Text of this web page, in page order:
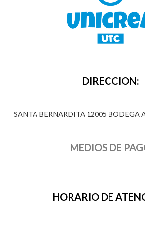
DIRECCION:
SANTA BERNARDITA 12005 BODEGA
MEDIOS DE
HORARIO DE